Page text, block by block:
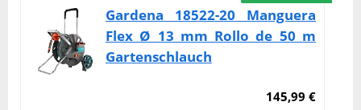
Gardena 18522-20 Manguera
Flex Ø 13 mm Rollo de 50 m
Gartenschlauch
145,99 €